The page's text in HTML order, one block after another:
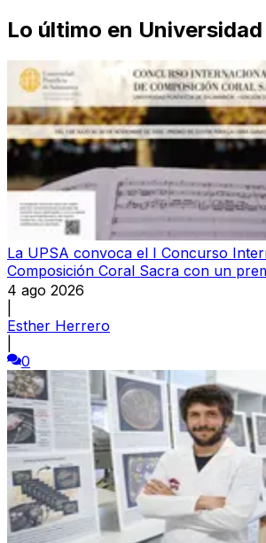
Lo último en Universidad
La UPSA convoca el I Concurso
Composición Coral Sacra con un
4 ago 2026
Esther Herrero
0